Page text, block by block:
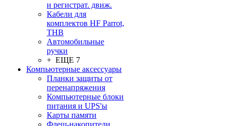
и регистрат. движ.
Кабели для
комплектов HF Parrot,
THB
Автомобильные
ручки
+ ЕЩЕ 7
Компьютерные аксессуары
Планки защиты от
перенапряжения
Компьютерные блоки
питания и UPS'ы
Карты памяти
Флеш-накопители